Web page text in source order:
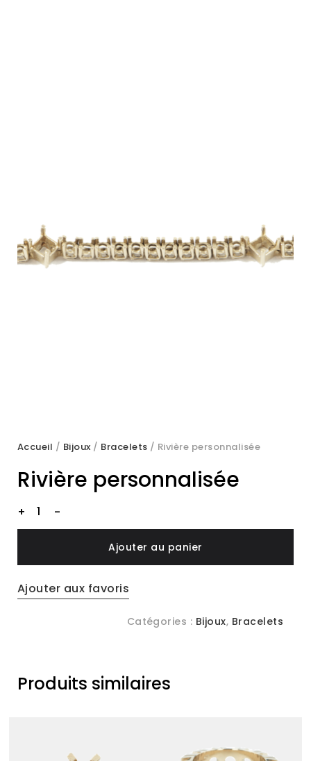
Accueil / Bijoux / Bracelets / Rivière personnalisée
Rivière personnalisée
Rivière
+ -
Ajouter au panier
Ajouter aux favoris
Catégories : Bijoux, Bracelets
Produits similaires